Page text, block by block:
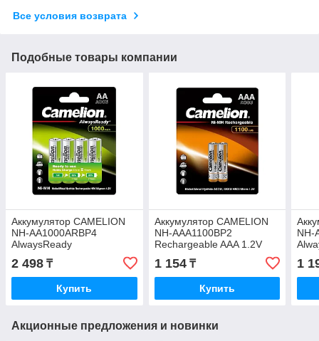
Все условия возврата
Подобные товары компании
Аккумулятор CAMELION
NH-AA1000ARBP4
AlwaysReady
Rechargeable AA 1.2V
1000 mAh 4 шт. в блистере
2 498 ₸
Купить
Аккумулятор CAMELION
NH-AAА1100BP2
Rechargeable AAA 1.2V
1100 mAh 2 шт. в блистере
1 154₸
Купить
NH-
1
Акционные предложения и новинки